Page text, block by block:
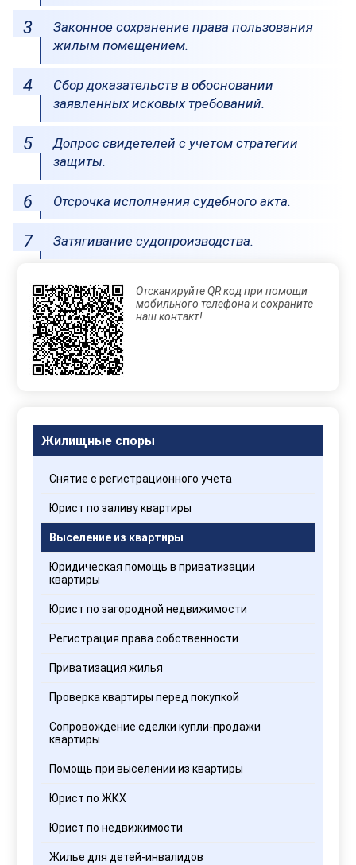
Законное сохранение права пользования
жилым помещением.
Сбор доказательств в обосновании
заявленных исковых требований.
Допрос свидетелей с учетом стратегии
защиты.
Отсрочка исполнения судебного акта.
Затягивание судопроизводства.
Отсканируйте QR код при помощи
мобильного телефона и сохраните
наш контакт!
Жилищные споры
Снятие с регистрационного учета
Юрист по заливу квартиры
Выселение из квартиры
Юридическая помощь в приватизации
квартиры
Юрист по загородной недвижимости
Регистрация права собственности
Приватизация жилья
Проверка квартиры перед покупкой
Сопровождение сделки купли-продажи
квартиры
Помощь при выселении из квартиры
Юрист по ЖКХ
Юрист по недвижимости
Жилье для детей-инвалидов